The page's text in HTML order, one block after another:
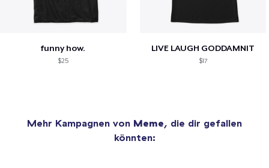
funny how.
$25
LIVE LAUGH GODDAMNIT
$17
Mehr Kampagnen von Meme, die dir gefallen
könnten: